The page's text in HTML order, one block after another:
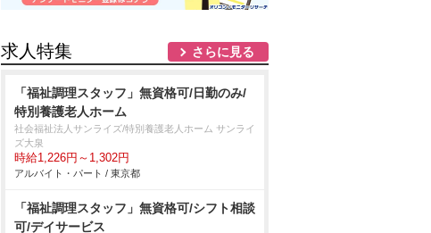
求人特集 さらに見る
「福祉調理スタッフ」無資格可/日勤のみ/
特別養護老人ホーム
社会福祉法人サンライズ/特別養護老人ホーム サンライ
ズ大泉
時給1,226円～1,302円
アルバイト・パート / 東京都
「福祉調理スタッフ」無資格可/シフト相談
可/デイサービス